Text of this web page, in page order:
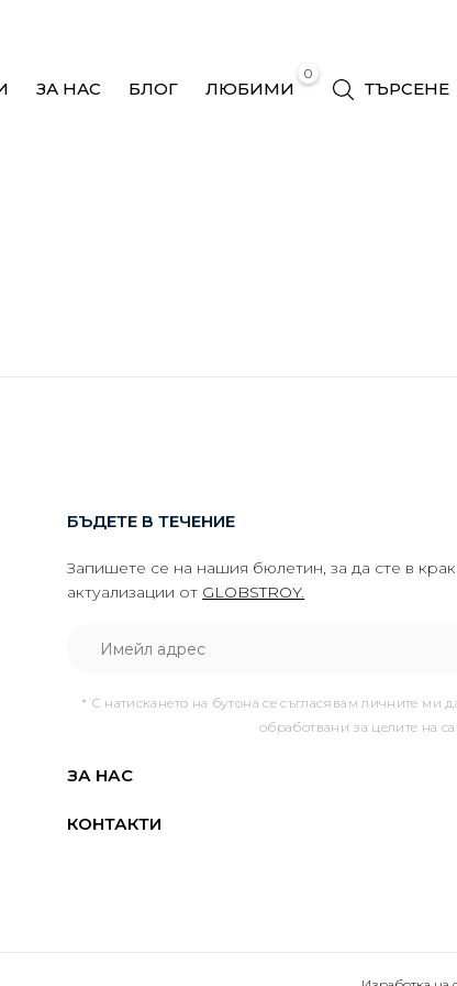
ЗА НАС БЛОГ
0
ЛЮБИМИ ТЪРСЕНЕ
ЗА НАС
КОНТАКТИ
БЪДЕТЕ В ТЕЧЕНИЕ
Запишете се на нашия бюлетин, за да сте в
актуализации от GLOBSTROY.
* С натискането на бутона се съгласявам личните ми
обработвани за целите на